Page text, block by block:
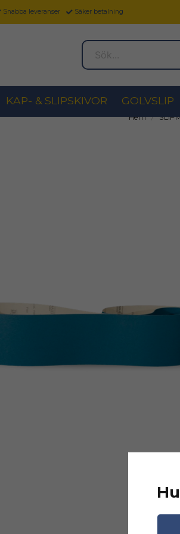
Snabba leveranser Säker betalning
Sök...
KAP- & SLIPSKIVOR GOLVSLIP
Hem